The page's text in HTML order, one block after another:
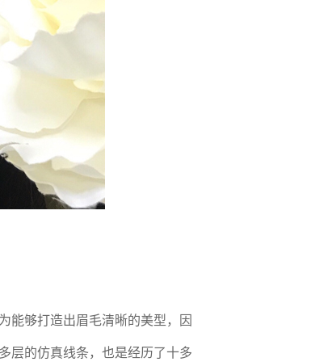
能够打造出眉毛清晰的美型，因
层的仿真线条，也是经历了十多